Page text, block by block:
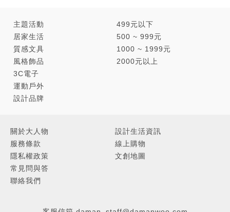
設計生活資訊
線上購物
文創地圖
關於大人物
服務條款
隱私權政策
常見問與答
聯絡我們
主題活動
居家生活
質感文具
風格飾品
3C電子
運動戶外
設計品牌
499元以下
500 ~ 999元
1000 ~ 1999元
2000元以上